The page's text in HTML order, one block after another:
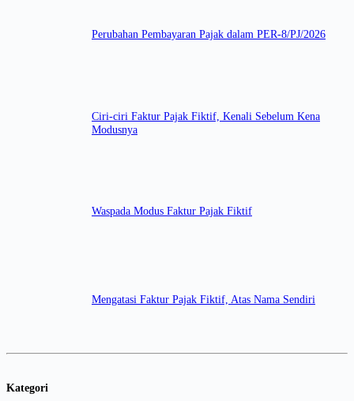
Perubahan Pembayaran Pajak dalam PER-8/PJ/2026
Ciri-ciri Faktur Pajak Fiktif, Kenali Sebelum Kena
Modusnya
Waspada Modus Faktur Pajak Fiktif
Mengatasi Faktur Pajak Fiktif, Atas Nama Sendiri
Kategori